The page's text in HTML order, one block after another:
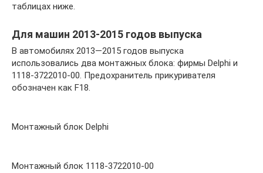
таблицах ниже.
Для машин 2013-2015 годов выпуска
В автомобилях 2013—2015 годов выпуска
использовались два монтажных блока: фирмы Delphi и
1118-3722010-00. Предохранитель прикуривателя
обозначен как F18.
Монтажный блок Delphi
Монтажный блок 1118-3722010-00